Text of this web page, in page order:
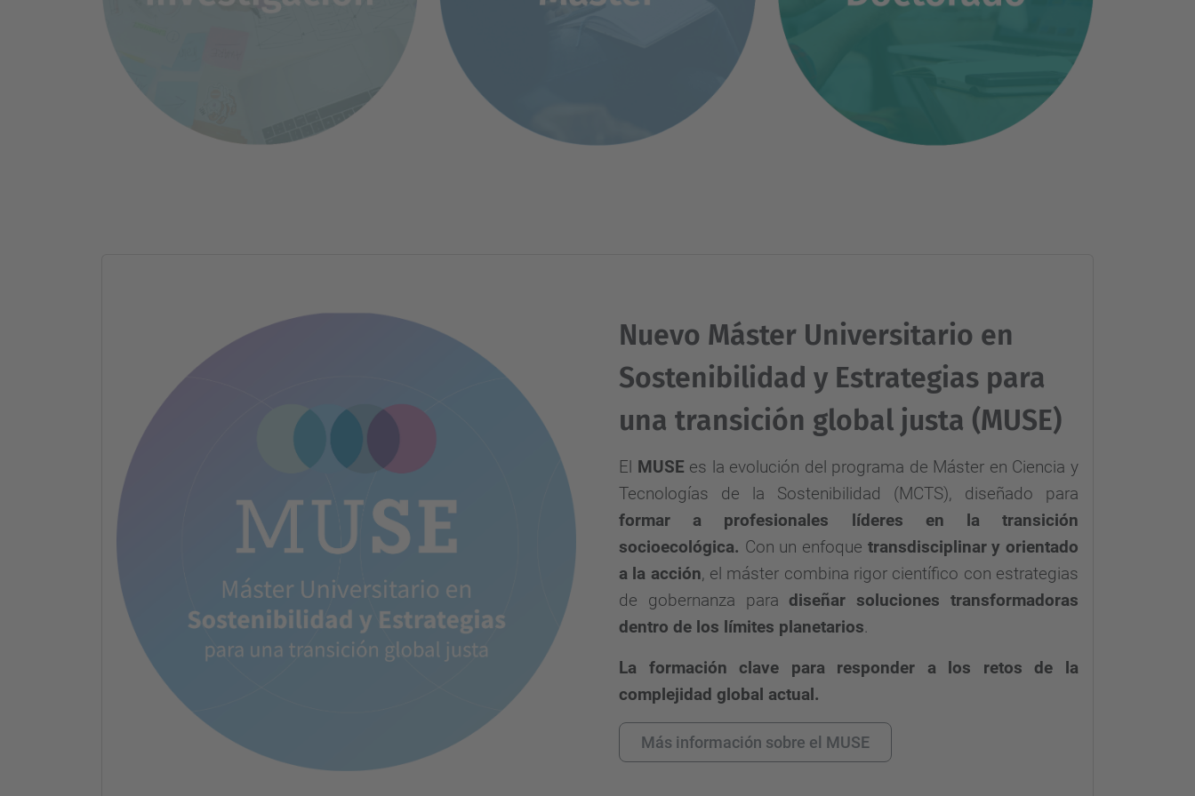
Nuevo Máster Universitario en
Sostenibilidad y Estrategias para
una transición global justa (MUSE)
El MUSE es la evolución del programa de Máster en Ciencia y
Tecnologías de la Sostenibilidad (MCTS), diseñado para
formar a profesionales líderes en la transición
socioecológica. Con un enfoque transdisciplinar y orientado
a la acción, el máster combina rigor científico con estrategias
de gobernanza paradiseñar soluciones transformadoras
dentro de los límites planetarios.
La formación clave para responder a los retos de la
complejidad global actual.
Más información sobre el MUSE